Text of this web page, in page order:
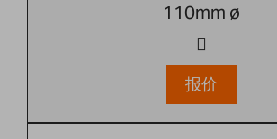
110mm ø
报价